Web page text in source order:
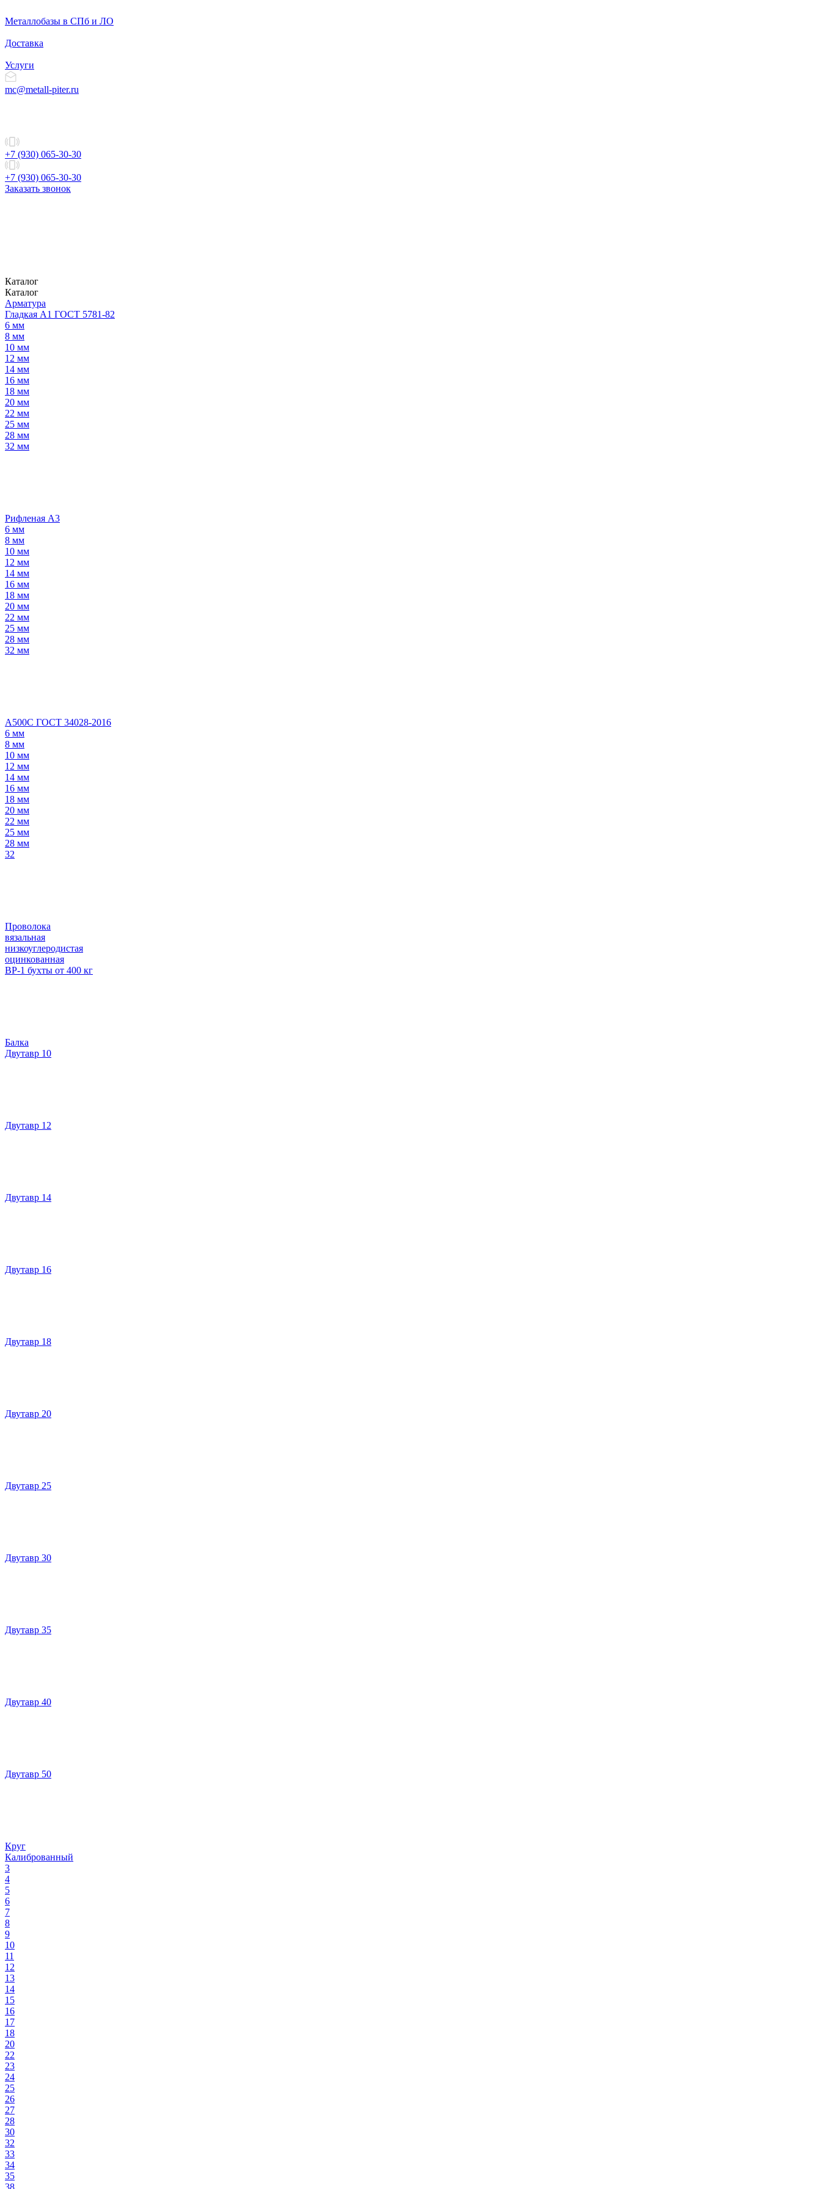
Металлобазы в СПб и ЛО
Доставка
Услуги
mc@metall-piter.ru
+7 (930) 065-30-30
+7 (930) 065-30-30
Заказать звонок
Каталог
Каталог
Арматура
Гладкая А1 ГОСТ 5781-82
6 мм
8 мм
10 мм
12 мм
14 мм
16 мм
18 мм
20 мм
22 мм
25 мм
28 мм
32 мм
Рифленая А3
6 мм
8 мм
10 мм
12 мм
14 мм
16 мм
18 мм
20 мм
22 мм
25 мм
28 мм
32 мм
А500С ГОСТ 34028-2016
6 мм
8 мм
10 мм
12 мм
14 мм
16 мм
18 мм
20 мм
22 мм
25 мм
28 мм
32
Проволока
вязальная
низкоуглеродистая
оцинкованная
ВР-1 бухты от 400 кг
Балка
Двутавр 10
Двутавр 12
Двутавр 14
Двутавр 16
Двутавр 18
Двутавр 20
Двутавр 25
Двутавр 30
Двутавр 35
Двутавр 40
Двутавр 50
Круг
Калиброванный
3
4
5
6
7
8
9
10
11
12
13
14
15
16
17
18
20
22
23
24
25
26
27
28
30
32
33
34
35
38